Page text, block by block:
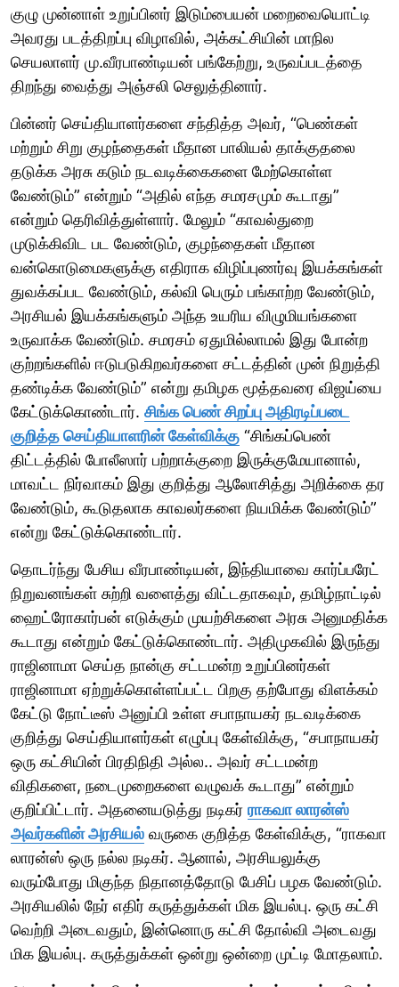
குழு முன்னாள் உறுப்பினர் இடும்பையன் மறைவையொட்டி
அவரது படத்திறப்பு விழாவில், அக்கட்சியின் மாநில
செயலாளர் மு.வீரபாண்டியன் பங்கேற்று, உருவப்படத்தை
திறந்து வைத்து அஞ்சலி செலுத்தினார்.
பின்னர் செய்தியாளர்களை சந்தித்த அவர், “பெண்கள்
மற்றும் சிறு குழந்தைகள் மீதான பாலியல் தாக்குதலை
தடுக்க அரசு கடும் நடவடிக்கைகளை மேற்கொள்ள
வேண்டும்” என்றும் “அதில் எந்த சமரசமும் கூடாது”
என்றும் தெரிவித்துள்ளார். மேலும் “காவல்துறை
முடுக்கிவிட பட வேண்டும், குழந்தைகள் மீதான
வன்கொடுமைகளுக்கு எதிராக விழிப்புணர்வு இயக்கங்கள்
துவக்கப்பட வேண்டும், கல்வி பெரும் பங்காற்ற வேண்டும்,
அரசியல் இயக்கங்களும் அந்த உயரிய விழுமியங்களை
உருவாக்க வேண்டும். சமரசம் ஏதுமில்லாமல் இது போன்ற
குற்றங்களில் ஈடுபடுகிறவர்களை சட்டத்தின் முன் நிறுத்தி
தண்டிக்க வேண்டும்” என்று தமிழக மூத்தவரை விஜய்யை
கேட்டுக்கொண்டார். சிங்க பெண் சிறப்பு அதிரடிப்படை
குறித்த செய்தியாளரின் கேள்விக்கு “சிங்கப்பெண்
திட்டத்தில் போலீஸார் பற்றாக்குறை இருக்குமேயானால்,
மாவட்ட நிர்வாகம் இது குறித்து ஆலோசித்து அறிக்கை தர
வேண்டும், கூடுதலாக காவலர்களை நியமிக்க வேண்டும்”
என்று கேட்டுக்கொண்டார்.
தொடர்ந்து பேசிய வீரபாண்டியன், இந்தியாவை கார்ப்பரேட்
நிறுவனங்கள் சுற்றி வளைத்து விட்டதாகவும், தமிழ்நாட்டில்
ஹைட்ரோகார்பன் எடுக்கும் முயற்சிகளை அரசு அனுமதிக்க
கூடாது என்றும் கேட்டுக்கொண்டார். அதிமுகவில் இருந்து
ராஜினாமா செய்த நான்கு சட்டமன்ற உறுப்பினர்கள்
ராஜினாமா ஏற்றுக்கொள்ளப்பட்ட பிறகு தற்போது விளக்கம்
கேட்டு நோட்டீஸ் அனுப்பி உள்ள சபாநாயகர் நடவடிக்கை
குறித்து செய்தியாளர்கள் எழுப்பு கேள்விக்கு, “சபாநாயகர்
ஒரு கட்சியின் பிரதிநிதி அல்ல.. அவர் சட்டமன்ற
விதிகளை, நடைமுறைகளை வழுவக் கூடாது” என்றும்
குறிப்பிட்டார். அதனையடுத்து நடிகர் ராகவா லாரன்ஸ்
அவர்களின் அரசியல் வருகை குறித்த கேள்விக்கு, “ராகவா
லாரன்ஸ் ஒரு நல்ல நடிகர். ஆனால், அரசியலுக்கு
வரும்போது மிகுந்த நிதானத்தோடு பேசிப் பழக வேண்டும்.
அரசியலில் நேர் எதிர் கருத்துக்கள் மிக இயல்பு. ஒரு கட்சி
வெற்றி அடைவதும், இன்னொரு கட்சி தோல்வி அடைவது
மிக இயல்பு. கருத்துக்கள் ஒன்று ஒன்றை முட்டி மோதலாம்.